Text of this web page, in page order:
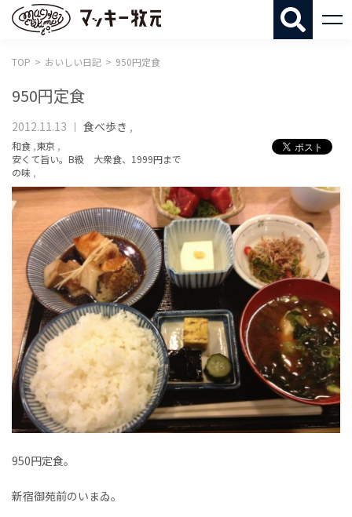
TOP おいしい日記 950円定食
950円定食
2012.11.13 食べ歩き ,
和食 ,東京 ,
安くて旨い。B級 大衆食、1999円まで
の味 ,
950円定食。
新宿御苑前のいまゐ。